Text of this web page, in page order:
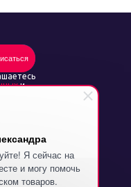
Я сейчас на
и могу помочь
товаров.
и